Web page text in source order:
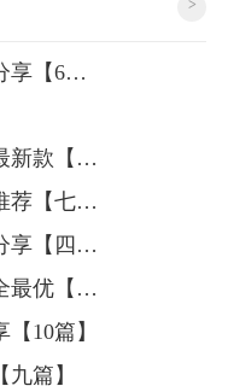
>
6篇】
【6篇】
七篇】
四篇】
六篇】
10篇】
篇】